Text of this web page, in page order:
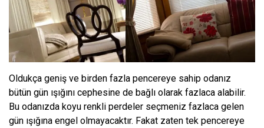
Oldukça geniş ve birden fazla pencereye sahip odanız
bütün gün ışığını cephesine de bağlı olarak fazlaca alabilir.
Bu odanızda koyu renkli perdeler seçmeniz fazlaca gelen
gün ışığına engel olmayacaktır. Fakat zaten tek pencereye